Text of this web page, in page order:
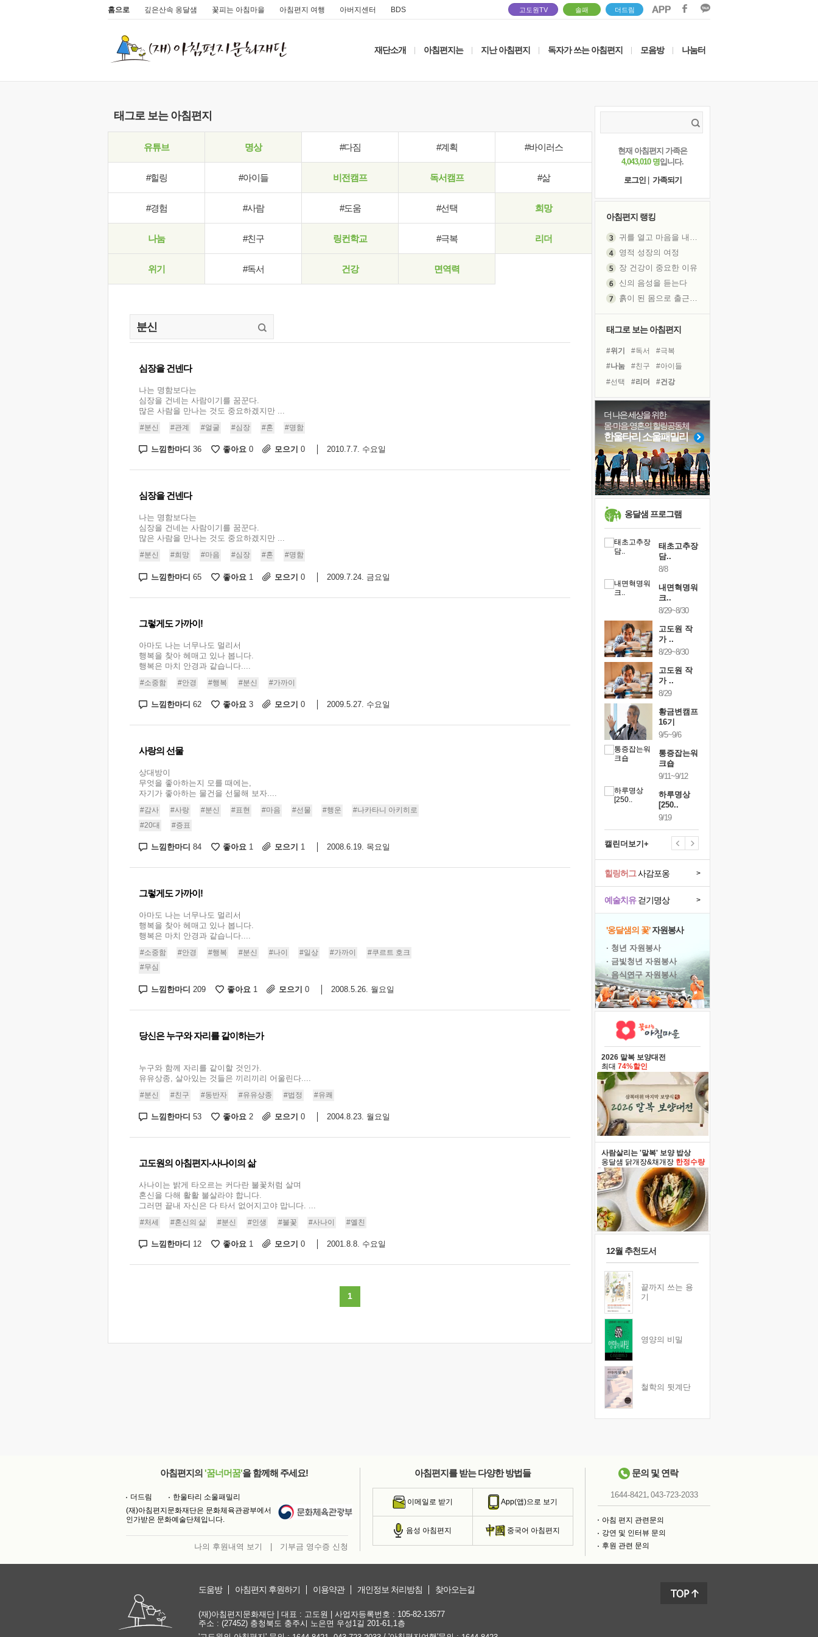
홈으로 깊은산속 옹달샘 꽃피는 아침마을 아침편지 여행 아버지센터 BDS 고도원TV 솔패 더드림
재단소개 아침편지는 지난 아침편지 독자가 쓰는 아침편지 모음방 나눔터
태그로 보는 아침편지
유튜브 명상 #다짐 #계획 #바이러스
#힐링 #아이들 비전캠프 독서캠프 #삶
#경험 #사람 #도움 #선택 희망
나눔 #친구 링컨학교 #극복 리더
위기 #독서 건강 면역력
심장을 건넨다
나는 명함보다는
심장을 건네는 사람이기를 꿈꾼다.
많은 사람을 만나는 것도 중요하겠지만 ...
#분신 #관계 #얼굴 #심장 #혼 #명함
느낌한마디 36 좋아요 0 모으기 0 2010.7.7. 수요일
심장을 건넨다
나는 명함보다는
심장을 건네는 사람이기를 꿈꾼다.
많은 사람을 만나는 것도 중요하겠지만 ...
#분신 #희망 #마음 #심장 #혼 #명함
느낌한마디 65 좋아요 1 모으기 0 2009.7.24. 금요일
그렇게도 가까이!
아마도 나는 너무나도 멀리서
행복을 찾아 헤매고 있나 봅니다.
행복은 마치 안경과 같습니다....
#소중함 #안경 #행복 #분신 #가까이
느낌한마디 62 좋아요 3 모으기 0 2009.5.27. 수요일
사랑의 선물
상대방이
무엇을 좋아하는지 모를 때에는,
자기가 좋아하는 물건을 선물해 보자....
#감사 #사랑 #분신 #표현 #마음 #선물 #행운
#나카타니 아키히로
#20대
#증표
느낌한마디 84 좋아요 1 모으기 1 2008.6.19. 목요일
그렇게도 가까이!
아마도 나는 너무나도 멀리서
행복을 찾아 헤매고 있나 봅니다.
행복은 마치 안경과 같습니다....
#소중함 #안경 #행복 #분신 #나이 #일상 #가까이
#쿠르트 호크
#무심
느낌한마디 209 좋아요 1 모으기 0 2008.5.26. 월요일
당신은 누구와 자리를 같이하는가
누구와 함께 자리를 같이할 것인가.
유유상종, 살아있는 것들은 끼리끼리 어울린다....
#분신 #친구 #동반자 #유유상종 #법정 #유쾌
느낌한마디 53 좋아요 2 모으기 0 2004.8.23. 월요일
고도원의 아침편지-사나이의 삶
사나이는 밝게 타오르는 커다란 불꽃처럼 살며
혼신을 다해 활활 불살라야 합니다.
그러면 끝내 자신은 다 타서 없어지고야 맙니다. ...
#처세 #혼신의 삶 #분신 #인생 #불꽃 #사나이 #옐친
느낌한마디 12 좋아요 1 모으기 0 2001.8.8. 수요일
1
현재 아침편지 가족은
4,043,010 명입니다.
로그인
가족되기
아침편지 랭킹
귀를 열고 마음을 내어주고
영적 성장의 여정
장 건강이 중요한 이유
신의 음성을 듣는다
흙이 된 몸으로 출근하는 여자
졸업식 사진을 보며
극심한 변비, 어깨결림, 수면 장애
아픈 아버지를 위한 공간 설계
슬럼프
보고 싶은 어머니
유년 시절의 부산 영도 바다
못된 꼰대들
희망이란
'모른다'는 것
태그로 보는 아침편지
#위기 #독서
#극복
#나눔
#친구
#아이들
#선택
#리더
#건강
#희망
#경험
#사람
#명상
#유튜브
#다짐
#도움
#링컨학교
#비전캠프
#힐링
#독서캠프
#면역력
더 나은 세상을 위한
몸·마음·영혼의 힐링공동체
한울타리 소울패밀리
옹달샘 프로그램
스..
태초고추장
담..
8/8
내면혁명워
크..
8/29~8/30
고도원 작
가 ..
8/29~8/30
고도원 작
가 ..
8/29
황금변캠프
16기
9/5~9/6
통증잡는워
크숍
9/11~9/12
하루명상
[250..
9/19
캘린더보기+
예술치유걷기명상 >
힐링허그사감포옹 >
'옹달샘의 꽃'자원봉사
· 청년 자원봉사
· 금빛청년 자원봉사
· 음식연구 자원봉사
2026 말복 보양대전
최대 74%할인
사람살리는 '말복' 보양 밥상
옹달샘 닭개장&채개장 한정수량
12월 추천도서
끝까지 쓰는 용
기
영양의 비밀
철학의 뒷계단
아침편지의 '꿈너머꿈'을 함께해 주세요!
더드림
한울타리 소울패밀리
(재)아침편지문화재단은 문화체육관광부에서
인가받은 문화예술단체입니다.
나의 후원내역 보기 기부금 영수증 신청
아침편지를 받는 다양한 방법들
이메일로 받기 App(앱)으로 보기
음성 아침편지 중국어 아침편지
문의 및 연락
1644-8421, 043-723-2033
아침 편지 관련문의
강연 및 인터뷰 문의
후원 관련 문의
도움방 아침편지 후원하기 이용약관 개인정보 처리방침 찾아오는길
(재)아침편지문화재단 | 대표 : 고도원 | 사업자등록번호 : 105-82-13577
주소 : (27452) 충청북도 충주시 노은면 우성1길 201-61,1층